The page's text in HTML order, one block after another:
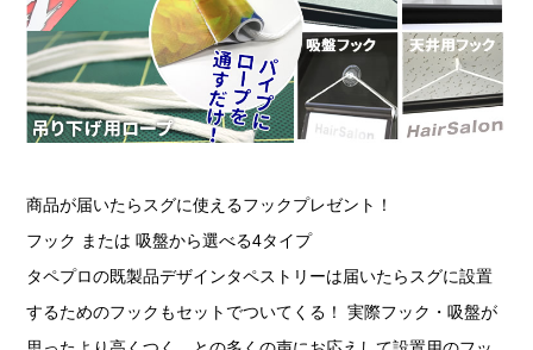
商品が届いたらスグに使えるフックプレゼント！
フック または 吸盤から選べる4タイプ
タペプロの既製品デザインタペストリーは届いたらスグに設置
するためのフックもセットでついてくる！ 実際フック・吸盤が